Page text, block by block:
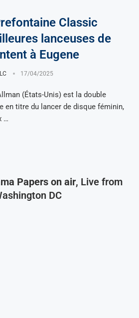
Classic
lanceuses de
à Eugene
17/04/2025
(États-Unis) est la double
en titre du lancer de disque féminin,
…
Papers on air, Live from
DC